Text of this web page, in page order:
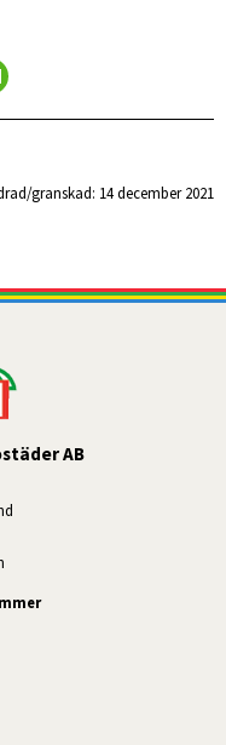
granskad: 14 december 2021
AB